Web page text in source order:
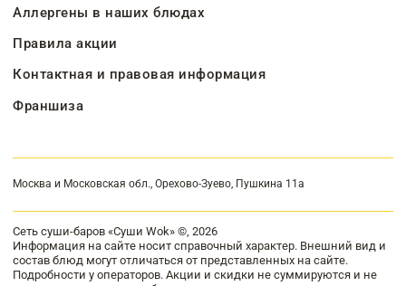
Аллергены в наших блюдах
Правила акции
Контактная и правовая информация
Франшиза
Москва и Московская обл., Орехово-Зуево, Пушкина 11а
Сеть суши-баров «Суши Wok» ©, 2026
Информация на сайте носит справочный характер. Внешний вид и
состав блюд могут отличаться от представленных на сайте.
Подробности у операторов. Акции и скидки не суммируются и не